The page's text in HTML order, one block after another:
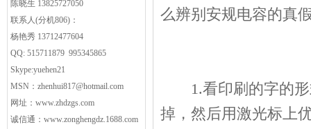
陈晓生 13825727050
联系人(分机806)：
杨艳秀 13712477604
QQ: 515711879 995345865
Skype:yuehen21
MSN： zhenhui817@hotmail.com
网址： www.zhdzgs.com
诚信通： www.zonghengdz.1688.com
么辨别安规电容的真
1.看印刷的字的形
掉，然后用激光标上